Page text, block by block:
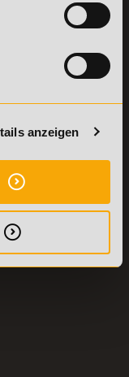
anzeigen
Weiterbildungen
LEHRGÄNGE
Fitnesstrainer A-
und B-Lizenz
Fernlehrgang
Ernährungsberater
Personal Trainer
Personal Coach
werden
Mentaltrainer
Motivationstrainer